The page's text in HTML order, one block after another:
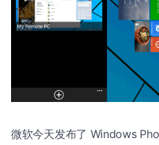
微软今天发布了 Windows